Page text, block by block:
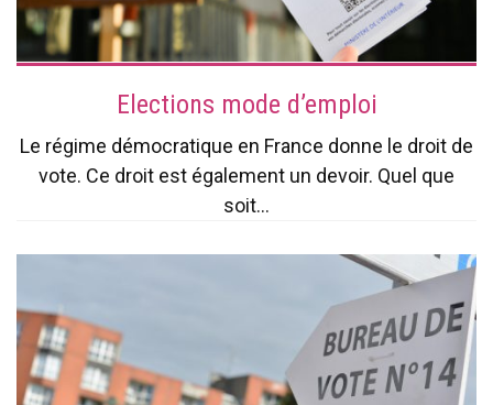
Elections mode d’emploi
Le régime démocratique en France donne le droit de
vote. Ce droit est également un devoir. Quel que
soit...